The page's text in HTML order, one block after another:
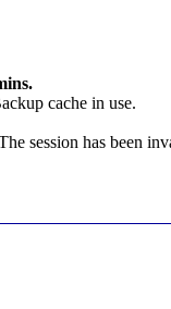
cache in use.
session has been